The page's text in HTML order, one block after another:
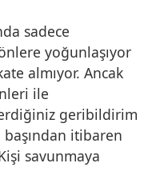
sadece
yoğunlaşıyor
almıyor. Ancak
ile
geribildirim
itibaren
savunmaya